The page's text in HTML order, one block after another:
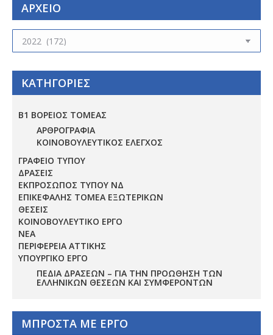
ΑΡΧΕΙΟ
ΑΡΧΕΙΟ
ΚΑΤΗΓΟΡΙΕΣ
Β1 ΒΟΡΕΙΟΣ ΤΟΜΕΑΣ
ΑΡΘΡΟΓΡΑΦΙΑ
ΚΟΙΝΟΒΟΥΛΕΥΤΙΚΟΣ ΕΛΕΓΧΟΣ
ΓΡΑΦΕΙΟ ΤΥΠΟΥ
ΔΡΑΣΕΙΣ
ΕΚΠΡΟΣΩΠΟΣ ΤΥΠΟΥ ΝΔ
ΕΠΙΚΕΦΑΛΗΣ ΤΟΜΕΑ ΕΞΩΤΕΡΙΚΩΝ
ΘΕΣΕΙΣ
ΚΟΙΝΟΒΟΥΛΕΥΤΙΚΟ ΕΡΓΟ
ΝΕΑ
ΠΕΡΙΦΕΡΕΙΑ ΑΤΤΙΚΗΣ
ΥΠΟΥΡΓΙΚΟ ΕΡΓΟ
ΠΕΔΊΑ ΔΡΆΣΕΩΝ – ΓΙΑ ΤΗΝ ΠΡΟΏΘΗΣΗ ΤΩΝ
ΕΛΛΗΝΙΚΏΝ ΘΈΣΕΩΝ ΚΑΙ ΣΥΜΦΕΡΌΝΤΩΝ
ΜΠΡΟΣΤΑ ΜΕ ΕΡΓΟ